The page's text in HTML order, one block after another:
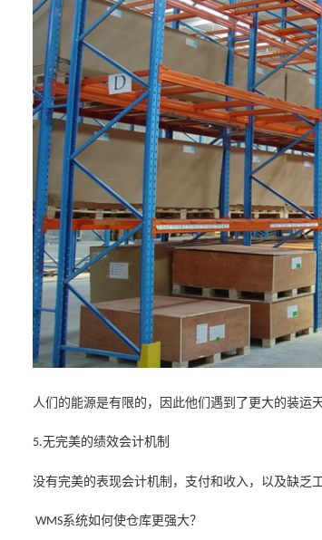
人们的能源是有限的，因此他们遇到了更大的装运
5.无完美的绩效会计机制
没有完美的表现会计机制，支付和收入，以及缺乏
WMS系统如何使仓库更强大？